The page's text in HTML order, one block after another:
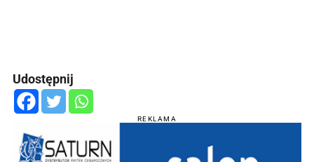
Udostępnij
REKLAMA